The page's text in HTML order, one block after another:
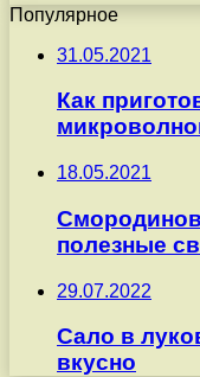
Популярное
31.05.2021
Как
18.05.2021
полезные
29.07.2022
Сало в
вкусно